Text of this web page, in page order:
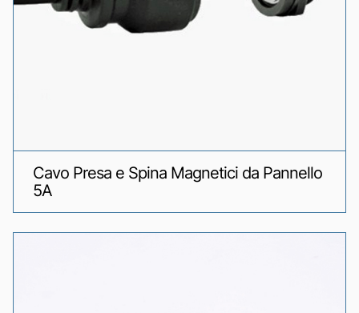
Cavo Presa e Spina Magnetici da Pannello
5A